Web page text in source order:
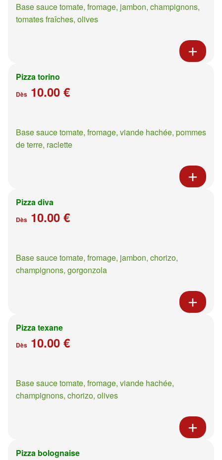
Base sauce tomate, fromage, jambon, champignons,
tomates fraîches, olives
Pizza torino
Dès 10.00 €
Base sauce tomate, fromage, viande hachée, pommes
de terre, raclette
Pizza diva
Dès 10.00 €
Base sauce tomate, fromage, jambon, chorizo,
champignons, gorgonzola
Pizza texane
Dès 10.00 €
Base sauce tomate, fromage, viande hachée,
champignons, chorizo, olives
Pizza bolognaise